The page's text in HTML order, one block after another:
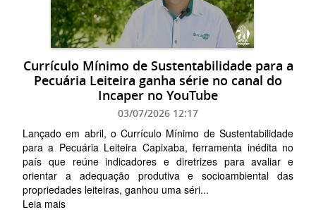
Currículo Mínimo de Sustentabilidade para a
Pecuária Leiteira ganha série no canal do
Incaper no YouTube
03/07/2026 12:17
Lançado em abril, o Currículo Mínimo de Sustentabilidade
para a Pecuária Leiteira Capixaba, ferramenta inédita no
país que reúne indicadores e diretrizes para avaliar e
orientar a adequação produtiva e socioambiental das
propriedades leiteiras, ganhou uma séri...
Leia mais